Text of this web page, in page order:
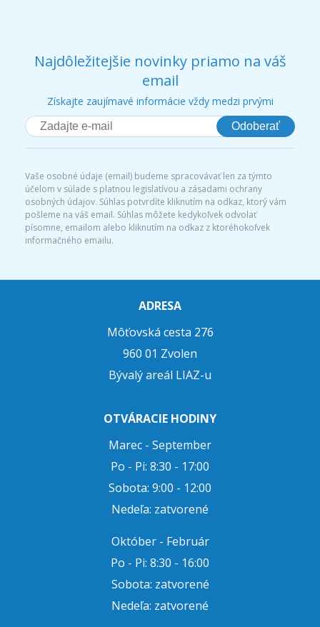
Najdôležitejšie novinky priamo na váš
email
Získajte zaujímavé informácie vždy medzi prvými
Odoberať
Vaše osobné údaje (email) budeme spracovávať len za týmto
účelom v súlade s platnou legislatívou a zásadami ochrany
osobných údajov. Súhlas potvrdíte kliknutím na odkaz, ktorý vám
pošleme na váš email. Súhlas môžete kedykoľvek odvolať
písomne, emailom alebo kliknutím na odkaz z ktoréhokoľvek
informačného emailu.
ADRESA
Môťovská cesta 276
960 01 Zvolen
Bývalý areál LIAZ-u
OTVÁRACIE HODINY
Marec - September
Po - Pi: 8:30 - 17:00
Sobota: 9:00 - 12:00
Nedeľa: zatvorené
Október - Február
Po - Pi: 8:30 - 16:00
Sobota: zatvorené
Nedeľa: zatvorené